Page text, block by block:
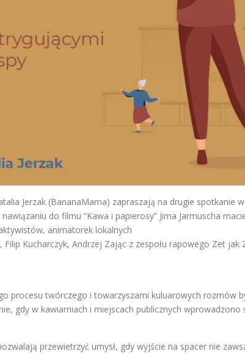
Jerzak (BananaMama) zapraszają na drugie spotkanie
do filmu “Kawa i papierosy” Jima Jarmuscha
animatorek lokalnych
Filip Kucharczyk, Andrzej Zając z zespołu rapowego Zet
procesu twórczego i towarzyszami kuluarowych rozmów
gdy w kawiarniach i miejscach publicznych
przewietrzyć umysł, gdy wyjście na spacer nie